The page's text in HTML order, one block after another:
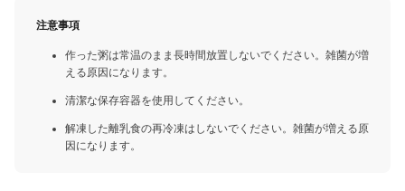
注意事項
作った粥は常温のまま長時間放置しないでください。雑菌が増
える原因になります。
清潔な保存容器を使用してください。
解凍した離乳食の再冷凍はしないでください。雑菌が増える原
因になります。